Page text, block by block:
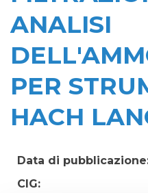
ANALISI
PER
HACH
Data di
CIG: